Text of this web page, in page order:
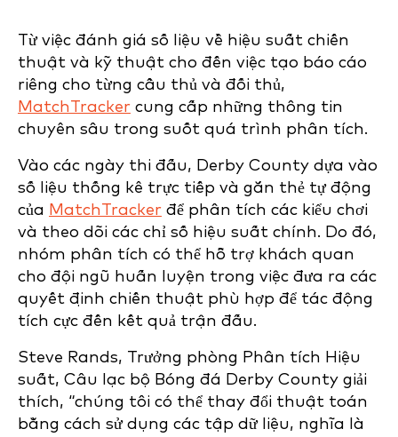
Từ việc đánh giá số liệu về hiệu suất chiến
thuật và kỹ thuật cho đến việc tạo báo cáo
riêng cho từng cầu thủ và đối thủ,
MatchTracker cung cấp những thông tin
chuyên sâu trong suốt quá trình phân tích.
Vào các ngày thi đấu, Derby County dựa vào
số liệu thống kê trực tiếp và gắn thẻ tự động
của MatchTracker để phân tích các kiểu chơi
và theo dõi các chỉ số hiệu suất chính. Do đó,
nhóm phân tích có thể hỗ trợ khách quan
cho đội ngũ huấn luyện trong việc đưa ra các
quyết định chiến thuật phù hợp để tác động
tích cực đến kết quả trận đấu.
Steve Rands, Trưởng phòng Phân tích Hiệu
suất, Câu lạc bộ Bóng đá Derby County giải
thích, “chúng tôi có thể thay đổi thuật toán
bằng cách sử dụng các tập dữ liệu, nghĩa là